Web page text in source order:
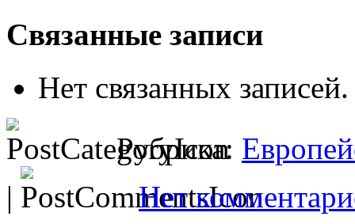
Связанные записи
Нет связанных записей.
Рубрика:
|
Нет